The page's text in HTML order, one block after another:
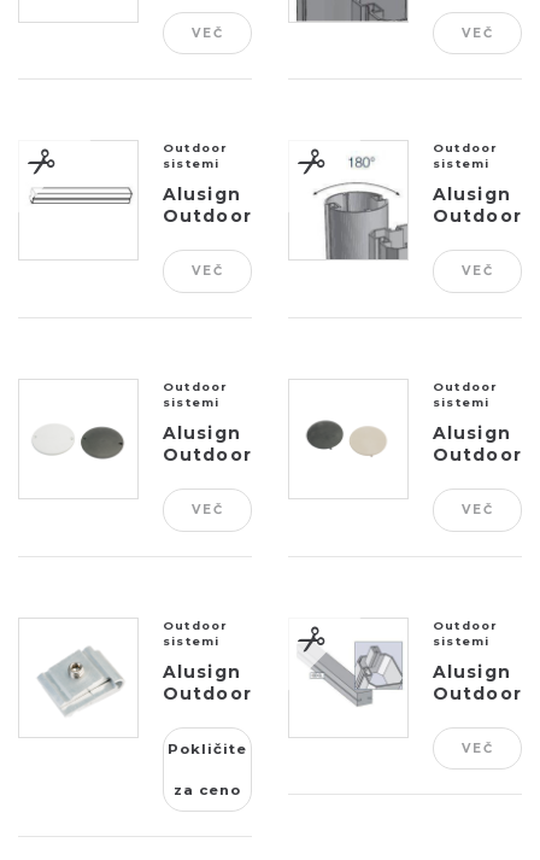
zaključek
za
o...
VEČ
steber,
1 utor
VEČ
Outdoor
sistemi
Alusign
Outdoor
za utor
panela
VEČ
Outdoor
sistemi
Alusign
Outdoor
steber,
2 utora
VEČ
Outdoor
sistemi
Alusign
Outdoor
okrogel
steber
VEČ
Outdoor
sistemi
Alusign
Outdoor
okrogel
steber
VEČ
Outdoor
sistemi
Alusign
Outdoor
inox
vijakom
Pokličite
za ceno
Outdoor
sistemi
Alusign
Outdoor
za utor
noge
VEČ